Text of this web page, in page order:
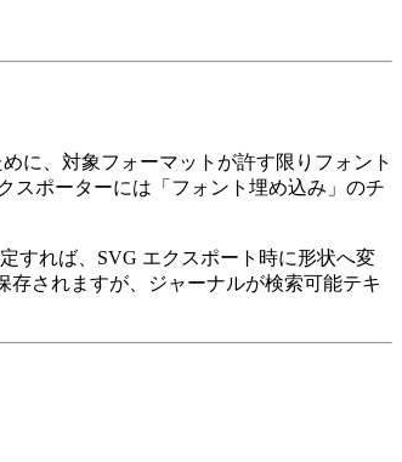
に、 対象フォーマットが許す限りフォント
スポーターには「フォント埋め込み」のチ
すれば、SVG エクスポート時に形状へ変
存されますが、ジャーナルが検索可能テキ